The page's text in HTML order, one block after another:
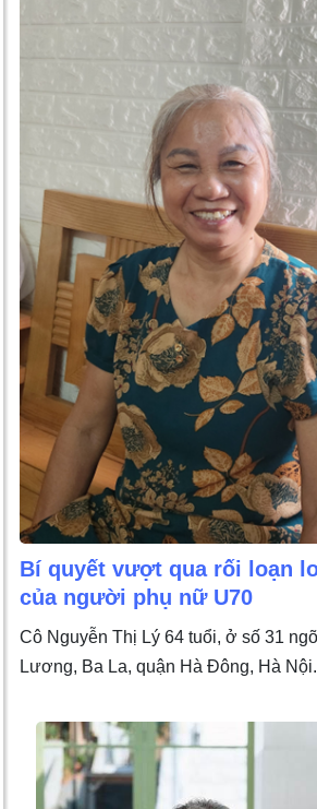
Bí quyết vượt qua rối loạn
của người phụ nữ U70
Cô Nguyễn Thị Lý 64 tuổi, ở số 31
Lương, Ba La, quận Hà Đông, Hà Nội.